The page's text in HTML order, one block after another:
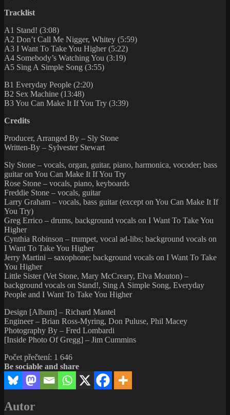
Tracklist
A1 Stand! (3:08)
A2 Don’t Call Me Nigger, Whitey (5:59)
A3 I Want To Take You Higher (5:22)
A4 Somebody’s Watching You (3:19)
A5 Sing A Simple Song (3:55)
B1 Everyday People (2:20)
B2 Sex Machine (13:48)
B3 You Can Make It If You Try (3:39)
Credits
Producer, Arranged By – Sly Stone
Written-By – Sylvester Stewart
Sly Stone – vocals, organ, guitar, piano, harmonica, vocoder; bass
guitar on You Can Make It If You Try
Rose Stone – vocals, piano, keyboards
Freddie Stone – vocals, guitar
Larry Graham – vocals, bass guitar (except on You Can Make It If
You Try)
Greg Errico – drums, background vocals on I Want To Take You
Higher
Cynthia Robinson – trumpet, vocal ad-libs; background vocals on
I Want To Take You Higher
Jerry Martini – saxophone; background vocals on I Want To Take
You Higher
Little Sister (Vet Stone, Mary McCreary, Elva Mouton) –
background vocals on Stand!, Sing A Simple Song, Everyday
People and I Want To Take You Higher
Design [Album] – Richard Mantel
Engineer – Brian Ross-Myring, Don Puluse, Phil Macey
Photography By – Fred Lombardi
[Inside Photo Of Gregg] – Jim Cummins
Počet přečtení: 1 646
Be sociable and share
Autor